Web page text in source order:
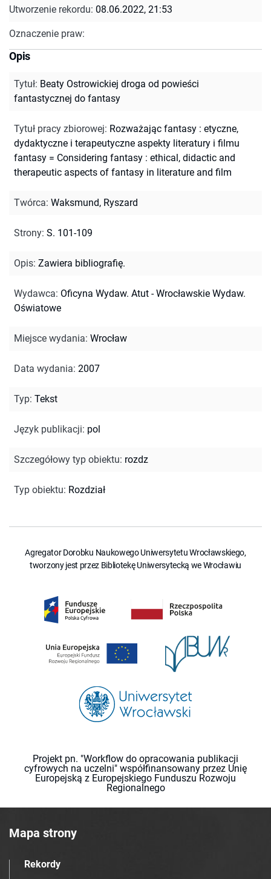
Utworzenie rekordu: 08.06.2022, 21:53
Oznaczenie praw:
Opis
Tytuł: Beaty Ostrowickiej droga od powieści
fantastycznej do fantasy
Tytuł pracy zbiorowej: Rozważając fantasy : etyczne,
dydaktyczne i terapeutyczne aspekty literatury i filmu
fantasy = Considering fantasy : ethical, didactic and
therapeutic aspects of fantasy in literature and film
Twórca: Waksmund, Ryszard
Strony: S. 101-109
Opis: Zawiera bibliografię.
Wydawca: Oficyna Wydaw. Atut - Wrocławskie Wydaw.
Oświatowe
Miejsce wydania: Wrocław
Data wydania: 2007
Typ: Tekst
Język publikacji: pol
Szczegółowy typ obiektu: rozdz
Typ obiektu: Rozdział
Agregator Dorobku Naukowego Uniwersytetu Wrocławskiego,
tworzony jest przez Bibliotekę Uniwersytecką we Wrocławiu
Projekt pn. "Workflow do opracowania publikacji
cyfrowych na uczelni" współfinansowany przez Unię
Europejską z Europejskiego Funduszu Rozwoju
Regionalnego
Mapa strony
Rekordy